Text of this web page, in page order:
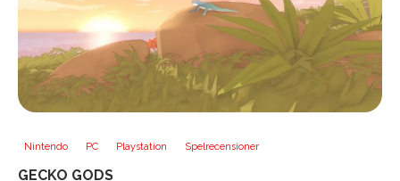
Nintendo PC Playstation Spelrecensioner
GECKO GODS